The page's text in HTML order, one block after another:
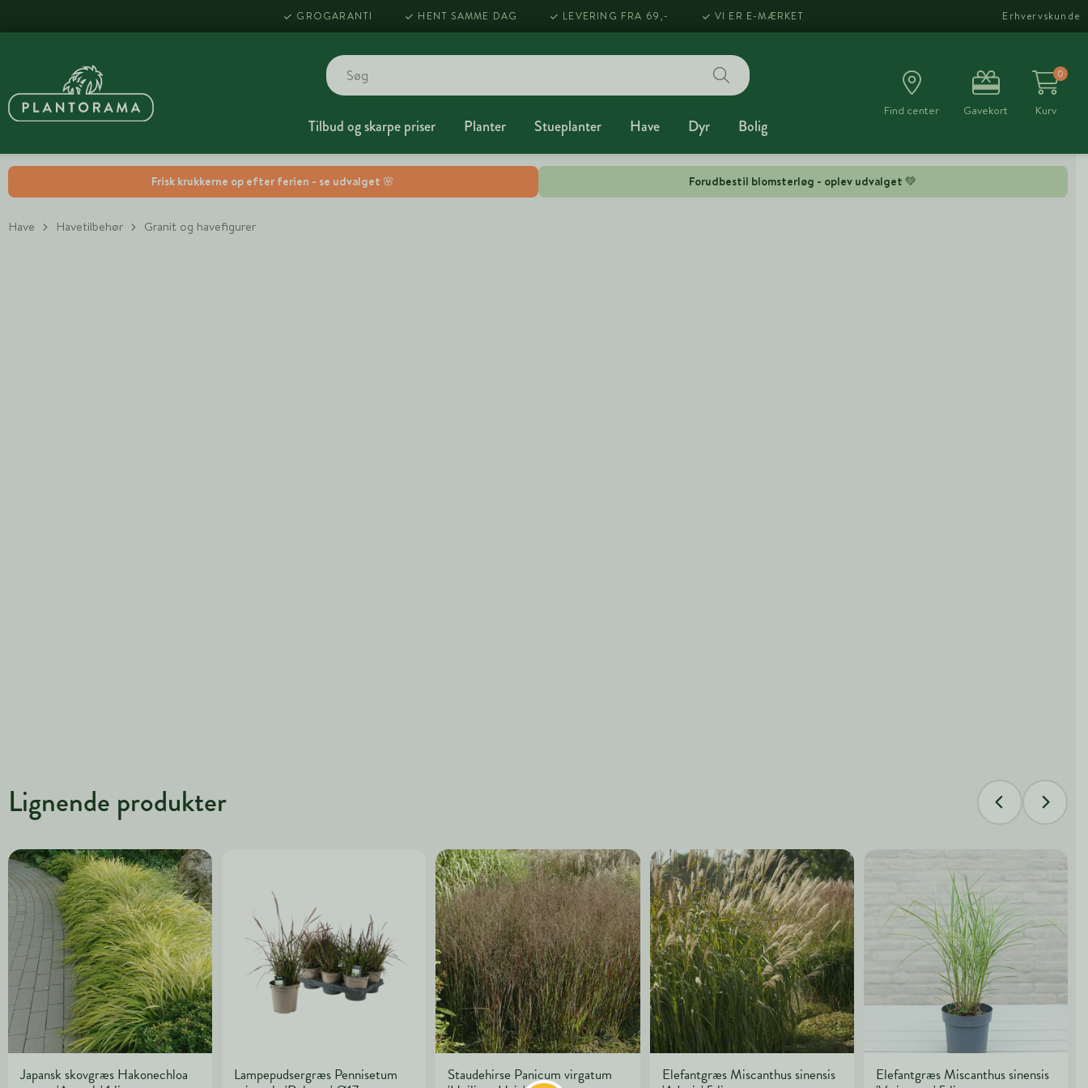
Frisk krukkerne op efter ferien - se udvalget 🌸 Forudbestil blomsterløg - oplev udvalget 💚
GROGARANTI HENT SAMME DAG LEVERING FRA 69,- VI ER E-MÆRKET Erhvervskunde
Tilbud og skarpe priser Planter Stueplanter Have Dyr Bolig
Find center Gavekort
0
Kurv
Have Havetilbehør Granit og havefigurer
Lignende produkter
Japansk skovgræs Hakonechloa
Lampepudsergræs Pennisetum
Staudehirse Panicum virgatum
Elefantgræs Miscanthus sinensis
Elefantgræs Miscanthus sinensis